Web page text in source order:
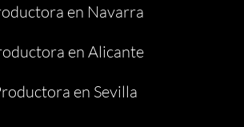
en Navarra
en Alicante
en Sevilla